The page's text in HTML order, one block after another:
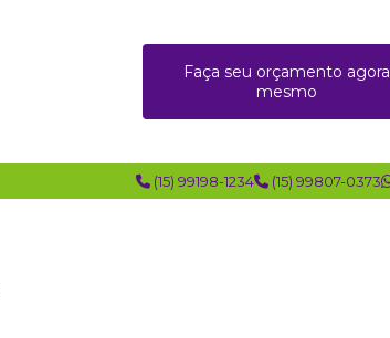
Faça seu orçamento agora
mesmo
(15) 99198-1234 (15) 99807-0373